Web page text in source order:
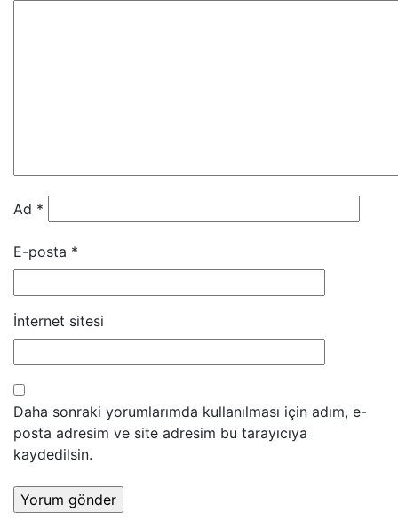
Ad *
E-posta *
İnternet sitesi
Daha sonraki yorumlarımda kullanılması için adım, e-
posta adresim ve site adresim bu tarayıcıya
kaydedilsin.